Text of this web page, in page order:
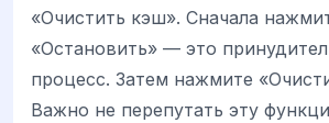
«Очистить кэш». Сначала
«Остановить» — это
процесс. Затем нажмите
Важно не перепутать эту